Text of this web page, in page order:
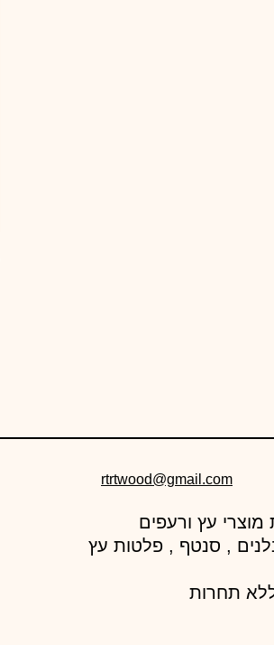
rtrtwood@gmail.com
, סנטף , פלטות עץ
ללא תחרות